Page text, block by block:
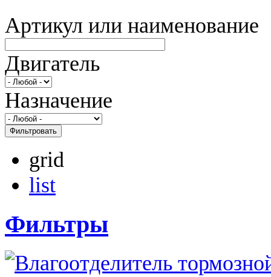
Артикул или наименование
Двигатель
Назначение
Фильтровать
grid
list
Фильтры